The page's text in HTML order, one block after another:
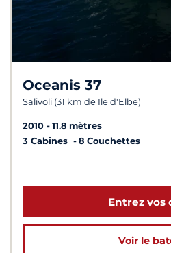
Oceanis 37
Salivoli (31 km de Ile d'Elbe)
2010
11.8 mètres
3 Cabines
8 Couchettes
Entrez vos
Voir le